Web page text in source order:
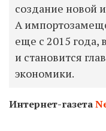
создание новой
А
еще с 2015 года,
и становится
экономики.
Интернет-газета